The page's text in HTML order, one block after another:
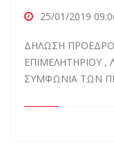
25/01/2019
ΔΗΛΩΣΗ
ΕΠΙΜΕΛΗΤΗΡΙΟΥ ,
ΣΥΜΦΩΝΙΑ ΤΩΝ